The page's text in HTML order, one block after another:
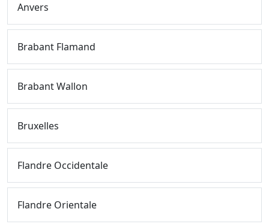
Anvers
Brabant Flamand
Brabant Wallon
Bruxelles
Flandre Occidentale
Flandre Orientale